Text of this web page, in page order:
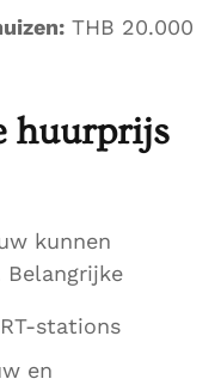
THB 20.000
huurprijs
kunnen
stations
en